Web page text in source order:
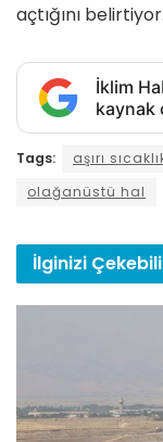
açtığını belirtiyor.
İklim
kaynak
Tags: aşırı
olağanüstü hal
İlginizi